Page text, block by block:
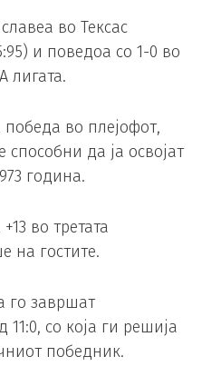
во Тексас
и поведоа со 1-0 во
лигата.
победа во плејофот,
да ја освојат
година.
во третата
на гостите.
го завршат
11:0, со која ги решија
победник.